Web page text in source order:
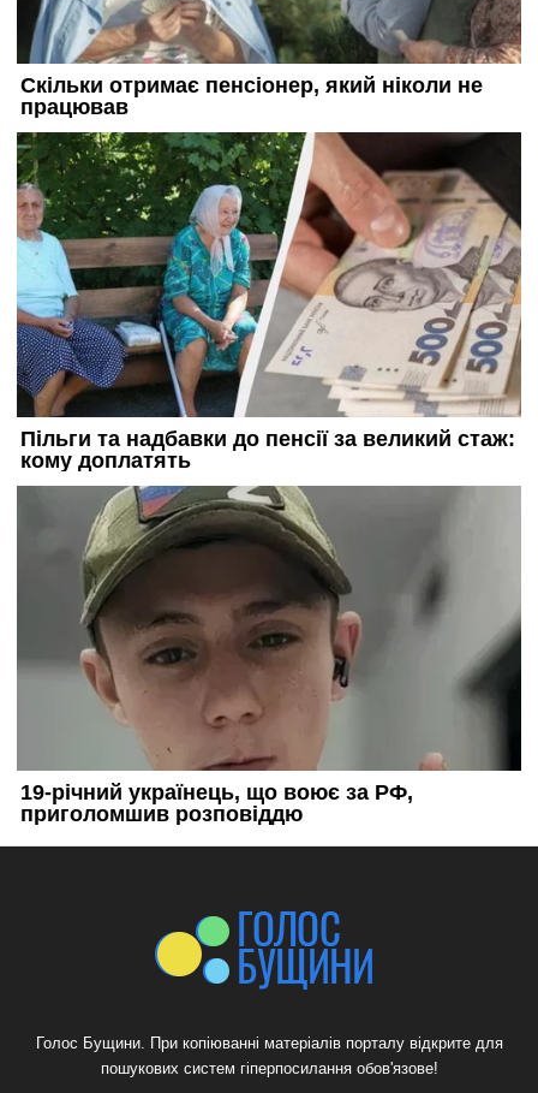
Голос Бущини. При копіюванні матеріалів порталу відкрите для
пошукових систем гіперпосилання обов'язове!